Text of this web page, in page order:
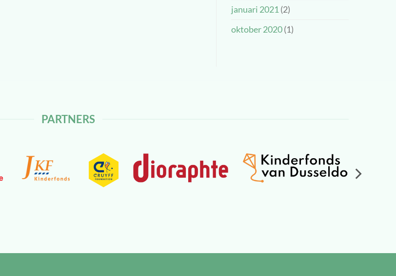
januari 2021 (2)
oktober 2020(1)
PARTNERS